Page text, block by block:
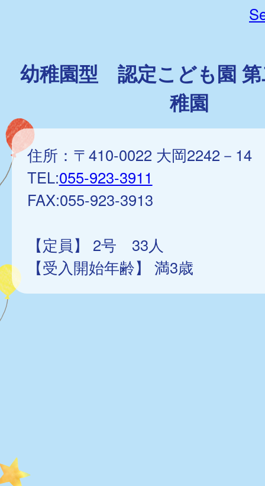
幼稚園型 認定こども園 第
稚園
住所：〒410-0022 大岡2242－14
TEL:055-923-3911
FAX:055-923-3913
【定員】 2号 33人
【受入開始年齢】 満3歳